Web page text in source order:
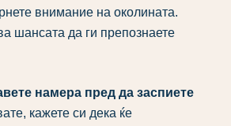
внимание на околината.
шансата да ги препознаете
намера пред да заспиете
кажете си дека ќе